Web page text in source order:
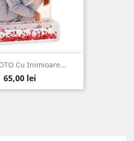
Cu Inimioare...
Pret
65,00 lei